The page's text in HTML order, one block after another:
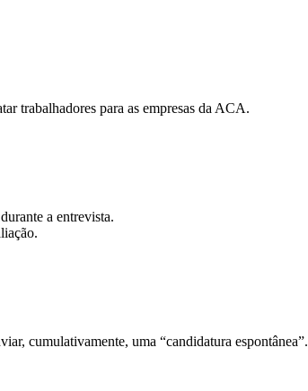
trabalhadores para as empresas da ACA.
a entrevista.
cumulativamente, uma “candidatura espontânea”.